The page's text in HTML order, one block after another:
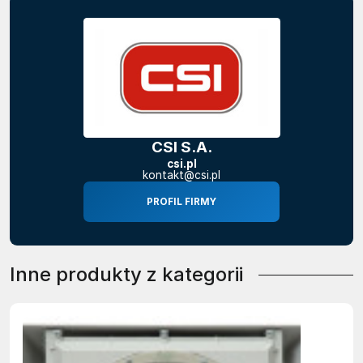
CSI S.A.
csi.pl
kontakt@csi.pl
PROFIL FIRMY
Inne produkty z kategorii